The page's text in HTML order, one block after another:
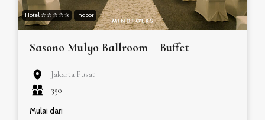
Hotel ✰ ✰ ✰ ✰ ✰ Indoor
Sasono Mulyo Ballroom – Buffet
Jakarta Pusat
350
Mulai dari